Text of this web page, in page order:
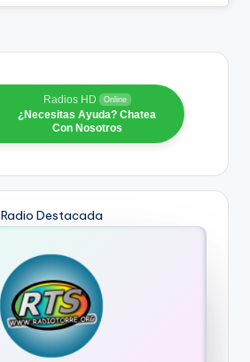
Radios HD Online
¿Necesitas Ayuda? Chatea
Con Nosotros
Radio Destacada